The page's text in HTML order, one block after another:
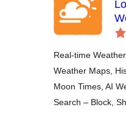
Real-time
Weather Maps,
Moon Times, AI
Search – Block,